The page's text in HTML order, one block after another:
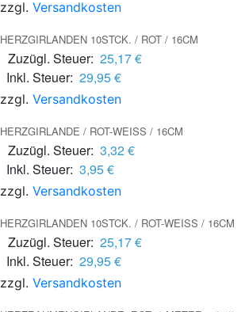
zzgl. Versandkosten
HERZGIRLANDEN 10STCK. / ROT / 16CM
Zuzügl. Steuer: 25,17 €
Inkl. Steuer: 29,95 €
zzgl. Versandkosten
HERZGIRLANDE / ROT-WEISS / 16CM
Zuzügl. Steuer: 3,32 €
Inkl. Steuer: 3,95 €
zzgl. Versandkosten
HERZGIRLANDEN 10STCK. / ROT-WEISS / 16CM
Zuzügl. Steuer: 25,17 €
Inkl. Steuer: 29,95 €
zzgl. Versandkosten